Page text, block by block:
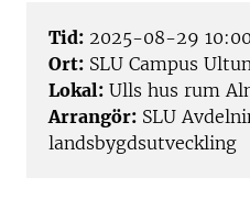
Tid: 2025-08-29 10:00
Ort: SLU Campus
Lokal: Ulls hus rum
Arrangör: SLU
landsbygdsutveckling